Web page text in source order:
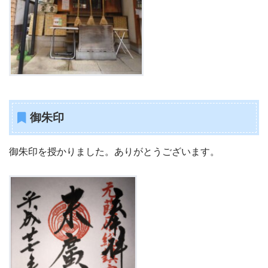
御朱印
御朱印を授かりました。ありがとうございます。